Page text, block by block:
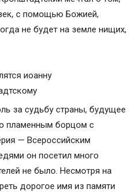
Иоанну
с помощью Божией,
не будет на земле нищих,
за судьбу страны, будущее
пламенным борцом с
— Всероссийским
он посетил много
не было. Несмотря на
дорогое имя из памяти